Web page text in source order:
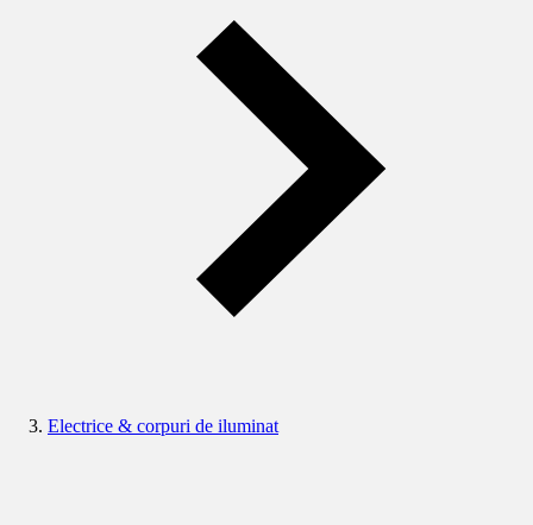
Electrice & corpuri de iluminat